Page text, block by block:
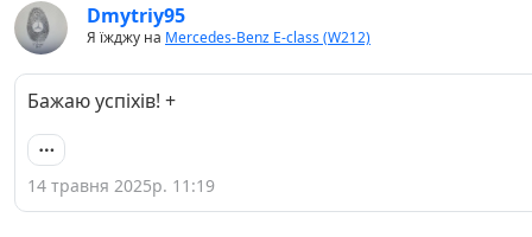
Dmytriy95
Я їжджу на Mercedes-Benz E-class (W212)
Бажаю успіхів! +
14 травня 2025р. 11:19